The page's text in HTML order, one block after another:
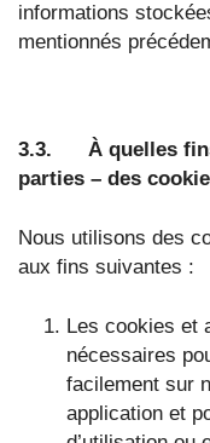
informations
mentionnés
3.3. À quelles fins
parties – des
Nous utilisons des
aux fins suivantes :
Les cookies et
nécessaires
facilement sur
application et